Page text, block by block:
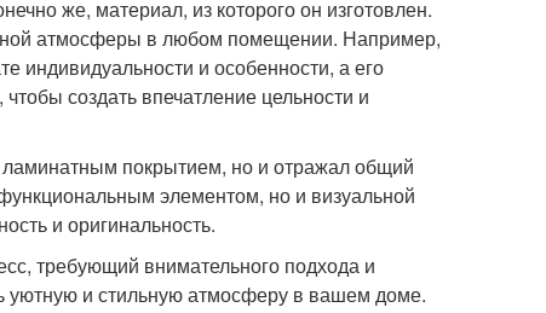
же, материал, из которого он изготовлен.
атмосферы в любом помещении. Например,
индивидуальности и особенности, а его
создать впечатление цельности и
ламинатным покрытием, но и отражал общий
элементом, но и визуальной
и оригинальность.
требующий внимательного подхода и
уютную и стильную атмосферу в вашем доме.